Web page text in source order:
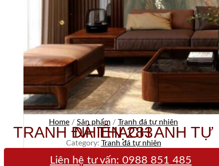
Home / Sản phẩm / Tranh đá tự nhiên
TRANH ĐÁ THẠCH ANH TỰ NHIÊN 283
Category: Tranh đá tự nhiên
Liên hệ tư vấn: 0988 851 485